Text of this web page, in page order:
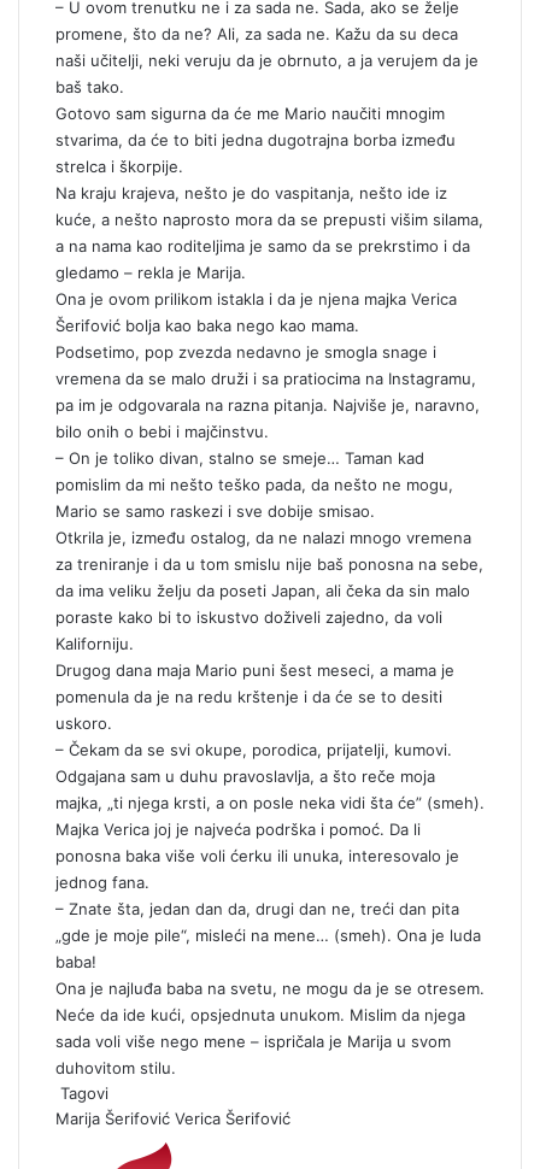
– U ovom trenutku ne i za sada ne. Sada, ako se želje
promene, što da ne? Ali, za sada ne. Kažu da su deca
naši učitelji, neki veruju da je obrnuto, a ja verujem da je
baš tako.
Gotovo sam sigurna da će me Mario naučiti mnogim
stvarima, da će to biti jedna dugotrajna borba između
strelca i škorpije.
Na kraju krajeva, nešto je do vaspitanja, nešto ide iz
kuće, a nešto naprosto mora da se prepusti višim silama,
a na nama kao roditeljima je samo da se prekrstimo i da
gledamo – rekla je Marija.
Ona je ovom prilikom istakla i da je njena majka Verica
Šerifović bolja kao baka nego kao mama.
Podsetimo, pop zvezda nedavno je smogla snage i
vremena da se malo druži i sa pratiocima na Instagramu,
pa im je odgovarala na razna pitanja. Najviše je, naravno,
bilo onih o bebi i majčinstvu.
– On je toliko divan, stalno se smeje… Taman kad
pomislim da mi nešto teško pada, da nešto ne mogu,
Mario se samo raskezi i sve dobije smisao.
Otkrila je, između ostalog, da ne nalazi mnogo vremena
za treniranje i da u tom smislu nije baš ponosna na sebe,
da ima veliku želju da poseti Japan, ali čeka da sin malo
poraste kako bi to iskustvo doživeli zajedno, da voli
Kaliforniju.
Drugog dana maja Mario puni šest meseci, a mama je
pomenula da je na redu krštenje i da će se to desiti
uskoro.
– Čekam da se svi okupe, porodica, prijatelji, kumovi.
Odgajana sam u duhu pravoslavlja, a što reče moja
majka, „ti njega krsti, a on posle neka vidi šta će” (smeh).
Majka Verica joj je najveća podrška i pomoć. Da li
ponosna baka više voli ćerku ili unuka, interesovalo je
jednog fana.
– Znate šta, jedan dan da, drugi dan ne, treći dan pita
„gde je moje pile“, misleći na mene… (smeh). Ona je luda
baba!
Ona je najluđa baba na svetu, ne mogu da je se otresem.
Neće da ide kući, opsjednuta unukom. Mislim da njega
sada voli više nego mene – ispričala je Marija u svom
duhovitom stilu.
Tagovi
Marija Šerifović Verica Šerifović